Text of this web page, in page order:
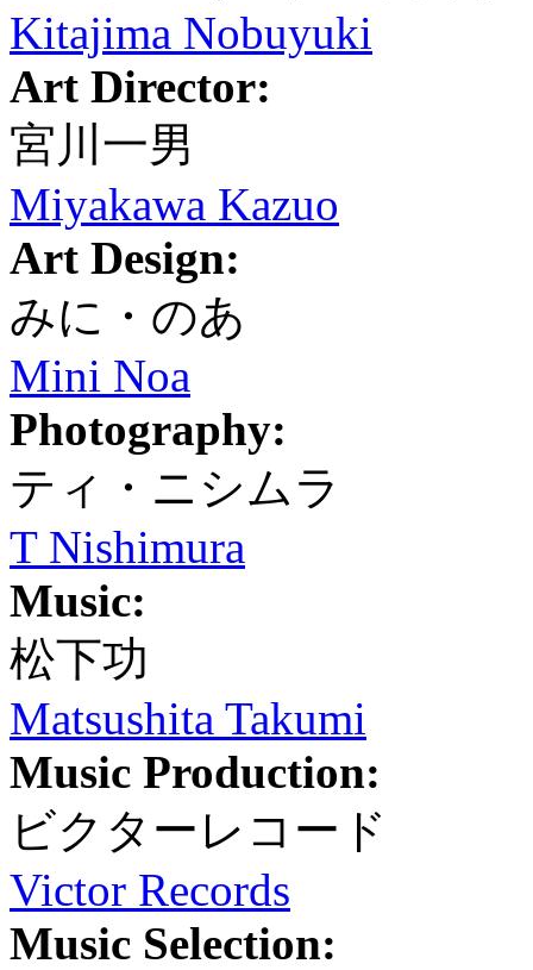
Kitajima Nobuyuki
Art Director:
宮川一男
Miyakawa Kazuo
Art Design:
みに・のあ
Mini Noa
Photography:
ティ・ニシムラ
T Nishimura
Music:
松下功
Matsushita Takumi
Music Production:
ビクターレコード
Victor Records
Music Selection: